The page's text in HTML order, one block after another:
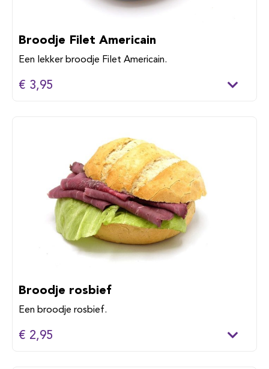
Broodje Filet Americain
Een lekker broodje Filet Americain.
€ 3,95
Broodje rosbief
Een broodje rosbief.
€ 2,95